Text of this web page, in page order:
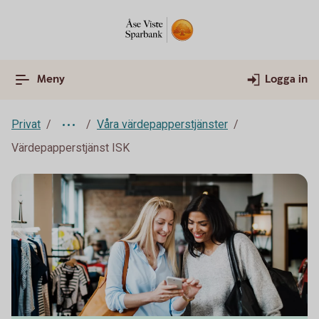
Meny Logga in
Privat
Våra värdepapperstjänster
Värdepapperstjänst ISK